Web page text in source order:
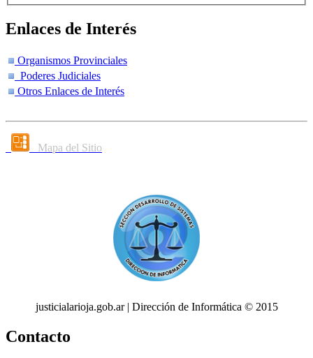
Enlaces de Interés
Organismos Provinciales
Poderes Judiciales
Otros Enlaces de Interés
Mapa del Sitio
justicialarioja.gob.ar | Dirección de Informática © 2015
Contacto